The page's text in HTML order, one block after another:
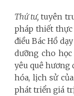
Thứ tư, tuyên
pháp thiết thực
điều Bác Hồ
dưỡng cho
yêu quê hương
hóa, lịch sử
phát triển giá